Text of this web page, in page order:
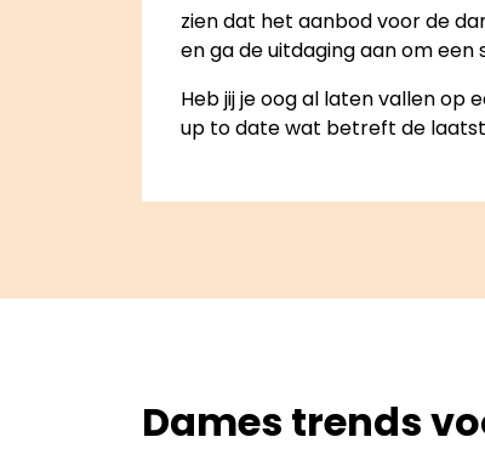
zien dat het aanbod voor de
en ga de uitdaging aan om
Heb jij je oog al laten vallen op
up to date wat betreft de
Dames trends